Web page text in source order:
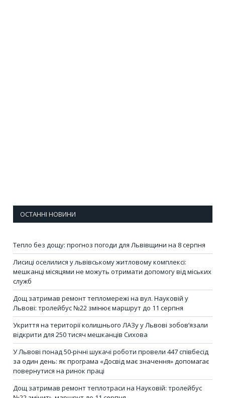
ОСТАННІ НОВИНИ
Тепло без дощу: прогноз погоди для Львівщини на 8 серпня
Лисиці оселилися у львівському житловому комплексі:
мешканці місяцями не можуть отримати допомогу від міських
служб
Дощ затримав ремонт тепломережі на вул. Науковій у
Львові: тролейбус №22 змінює маршрут до 11 серпня
Укриття на території колишнього ЛАЗу у Львові зобов’язали
відкрити для 250 тисяч мешканців Сихова
У Львові понад 50-річні шукачі роботи провели 447 співбесід
за один день: як програма «Досвід має значення» допомагає
повернутися на ринок праці
Дощ затримав ремонт теплотраси на Науковій: тролейбус